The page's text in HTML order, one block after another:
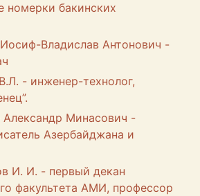
номерки бакинских
Владислав Антонович -
- инженер-технолог,
Минасович -
Азербайджана и
И. И. - первый декан
факультета АМИ, профессор